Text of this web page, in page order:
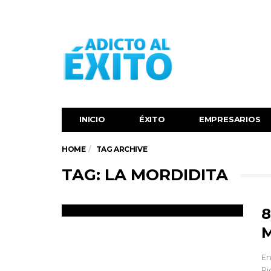
INICIO ÉXITO‬ EMPRESARIOS
HOME TAG ARCHIVE
TAG: LA MORDIDITA